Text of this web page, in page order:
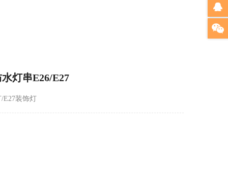
灯串E26/E27
E27装饰灯